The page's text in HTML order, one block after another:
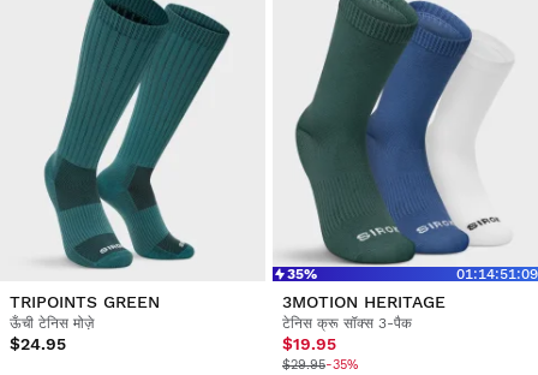
TRIPOINTS GREEN
ऊँची टेनिस मोज़े
$24.95
35% 01:14:51:09
3MOTION HERITAGE
टेनिस क्रू सॉक्स 3-पैक
$19.95
$29.95-35%